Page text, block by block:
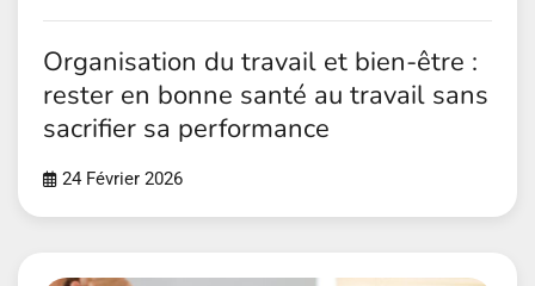
Organisation du travail et bien-être :
rester en bonne santé au travail sans
sacrifier sa performance
24 Février 2026